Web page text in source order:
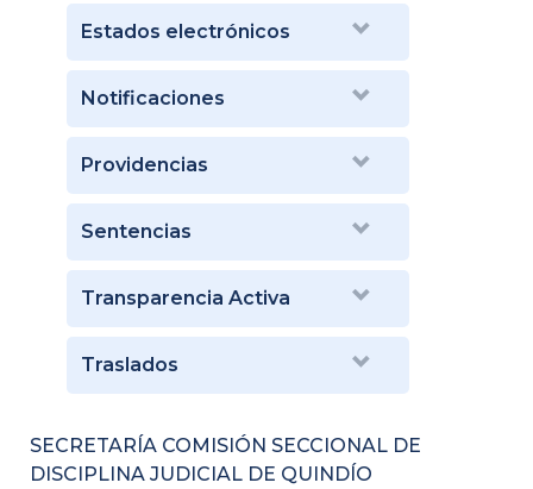
Estados electrónicos
Notificaciones
Providencias
Sentencias
Transparencia Activa
Traslados
SECRETARÍA COMISIÓN SECCIONAL DE
DISCIPLINA JUDICIAL DE QUINDÍO